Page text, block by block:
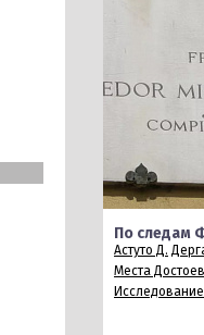
По следам
Астуто Д.
Места
Исследование